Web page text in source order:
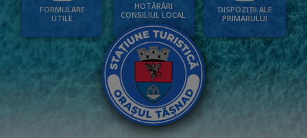
FORMULARE
UTILE
HOTĂRÂRI
CONSILIUL LOCAL
DISPOZIȚII ALE
PRIMARULUI